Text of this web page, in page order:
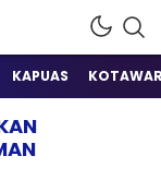
KAPUAS